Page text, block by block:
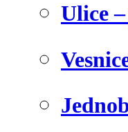
Ulice